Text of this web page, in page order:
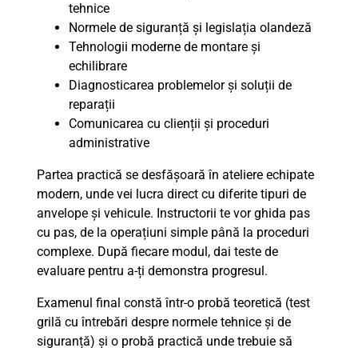
tehnice
Normele de siguranță și legislația olandeză
Tehnologii moderne de montare și
echilibrare
Diagnosticarea problemelor și soluții de
reparații
Comunicarea cu clienții și proceduri
administrative
Partea practică se desfășoară în ateliere echipate
modern, unde vei lucra direct cu diferite tipuri de
anvelope și vehicule. Instructorii te vor ghida pas
cu pas, de la operațiuni simple până la proceduri
complexe. După fiecare modul, dai teste de
evaluare pentru a-ți demonstra progresul.
Examenul final constă într-o probă teoretică (test
grilă cu întrebări despre normele tehnice și de
siguranță) și o probă practică unde trebuie să